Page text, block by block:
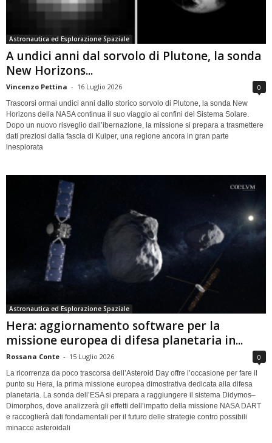
Astronautica ed Esplorazione Spaziale
A undici anni dal sorvolo di Plutone, la sonda
New Horizons...
Vincenzo Pettina - 16 Luglio 2026 0
Trascorsi ormai undici anni dallo storico sorvolo di Plutone, la sonda New
Horizons della NASA continua il suo viaggio ai confini del Sistema Solare.
Dopo un nuovo risveglio dall’ibernazione, la missione si prepara a trasmettere
dati preziosi dalla fascia di Kuiper, una regione ancora in gran parte
inesplorata
Astronautica ed Esplorazione Spaziale
Hera: aggiornamento software per la
missione europea di difesa planetaria in...
Rossana Conte - 15 Luglio 2026 0
La ricorrenza da poco trascorsa dell’Asteroid Day offre l’occasione per fare il
punto su Hera, la prima missione europea dimostrativa dedicata alla difesa
planetaria. La sonda dell’ESA si prepara a raggiungere il sistema Didymos–
Dimorphos, dove analizzerà gli effetti dell’impatto della missione NASA DART
e raccoglierà dati fondamentali per il futuro delle strategie contro possibili
minacce asteroidali